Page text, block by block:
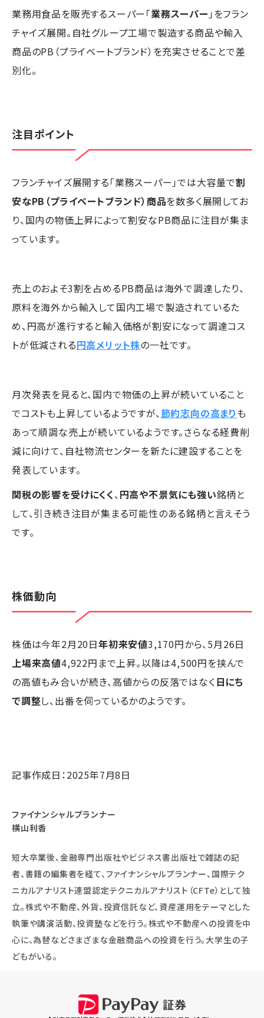
業務用食品を販売するスーパー「業務スーパー 」をフラン
チャイズ展開。自社グループ工場で製造する商品や輸入
商品のPB（プライベートブランド）を充実させることで差
別化。
注目ポイント
フランチャイズ展開する「業務スーパー」では大容量で割
安なPB（プライベートブランド）商品を数多く展開してお
り、国内の物価上昇によって割安なPB商品に注目が集ま
っています。
売上のおよそ3割を占めるPB商品は海外で調達したり、
原料を海外から輸入して国内工場で製造されているた
め、円高が進行すると輸入価格が割安になって調達コス
トが低減される円高メリット株の一社です。
月次発表を見ると、国内で物価の上昇が続いていること
でコストも上昇しているようですが、節約志向の高まりも
あって順調な売上が続いているようです。さらなる経費削
減に向けて、自社物流センターを新たに建設することを
発表しています。
関税の影響を受けにくく、円高や不景気にも強い銘柄と
して、引き続き注目が集まる可能性のある銘柄と言えそう
です。
株価動向
株価は今年2月20日年初来安値3,170円から、5月26日
上場来高値4,922円まで上昇。以降は4,500円を挟んで
の高値もみ合いが続き、高値からの反落ではなく 日にち
で調整し、出番を伺っているかのようです。
記事作成日：2025年7月8日
ファイナンシャルプランナー
横山利香
短大卒業後、金融専門出版社やビジネス書出版社で雑誌の記
者、書籍の編集者を経て、ファイナンシャルプランナー、国際テク
ニカルアナリスト連盟認定テクニカルアナリスト（CFTe）として独
立。株式や不動産、外貨、投資信託など、資産運用をテーマとした
執筆や講演活動、投資塾などを行う。株式や不動産への投資を中
心に、為替などさまざまな金融商品への投資を行う。大学生の子
どもがいる。